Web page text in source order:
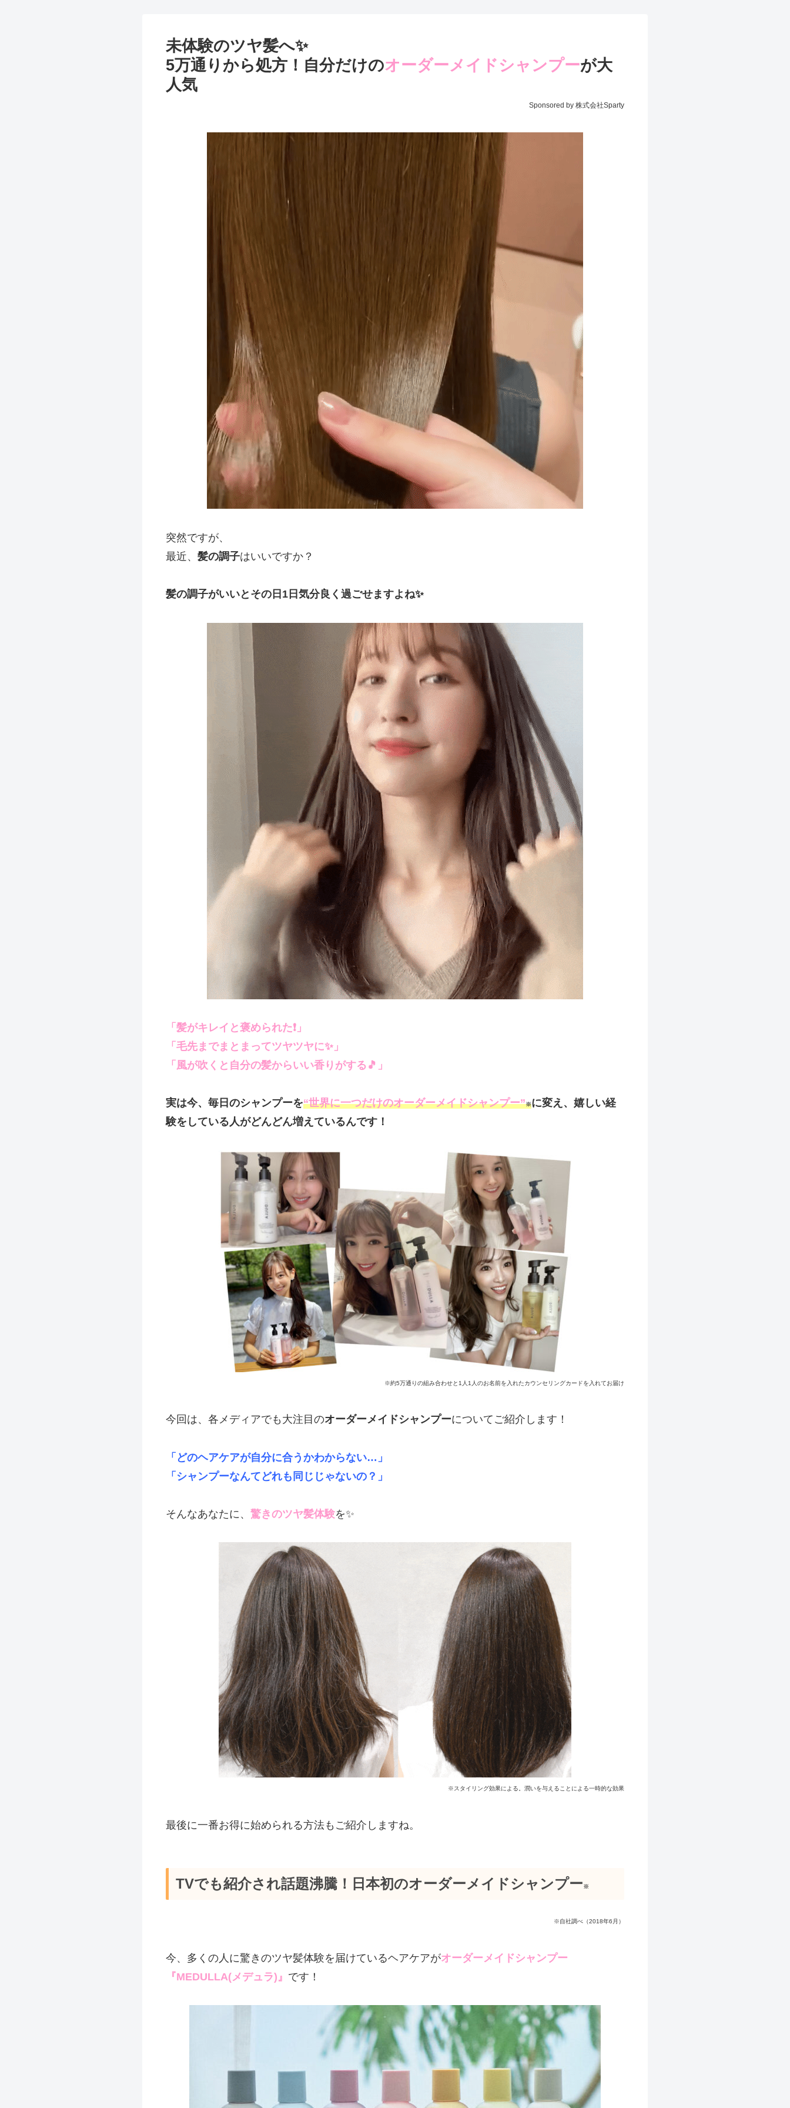
未体験のツヤ髪へ✨
5万通りから処方！自分だけのオーダーメイドシャンプーが大
人気
Sponsored by 株式会社Sparty
突然ですが、
最近、 髪の調子はいいですか？
髪の調子がいいとその日1日気分良く過ごせますよね✨
「髪がキレイと褒められた❗」
「毛先までまとまってツヤツヤに✨」
「風が吹くと自分の髪からいい香りがする🎵」
実は今、毎日のシャンプーを“世界に一つだけのオーダーメイドシャンプー”※に変え、嬉しい経
験をしている人がどんどん増えているんです！
※約5万通りの組み合わせと1人1人のお名前を入れたカウンセリングカードを入れてお届け
今回は、各メディアでも大注目のオーダーメイドシャンプーについてご紹介し ます！
「どのヘアケアが自分に合うかわからない…」
「シャンプーなんてどれも同じじゃないの？」
そんなあなたに、 驚きのツヤ髪体験を✨
※スタイリング効果による。潤いを与えることによる一時的な効果
最後に一番お得に始められる方法もご紹介しますね。
TVでも紹介され話題沸騰！日本初のオーダーメイドシャンプー※
※自社調べ（2018年6月）
今、多くの人に驚きのツヤ髪体験を届けているヘアケアがオーダーメイドシャンプー
『MEDULLA(メデュラ)』 です！